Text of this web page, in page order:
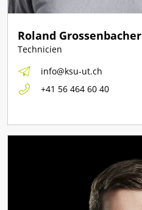
Roland Grossenbacher
Technicien
info@ksu-ut.ch
+41 56 464 60 40